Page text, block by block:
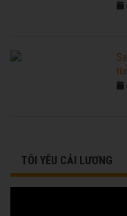
TÔI YÊU CẢI LƯƠNG